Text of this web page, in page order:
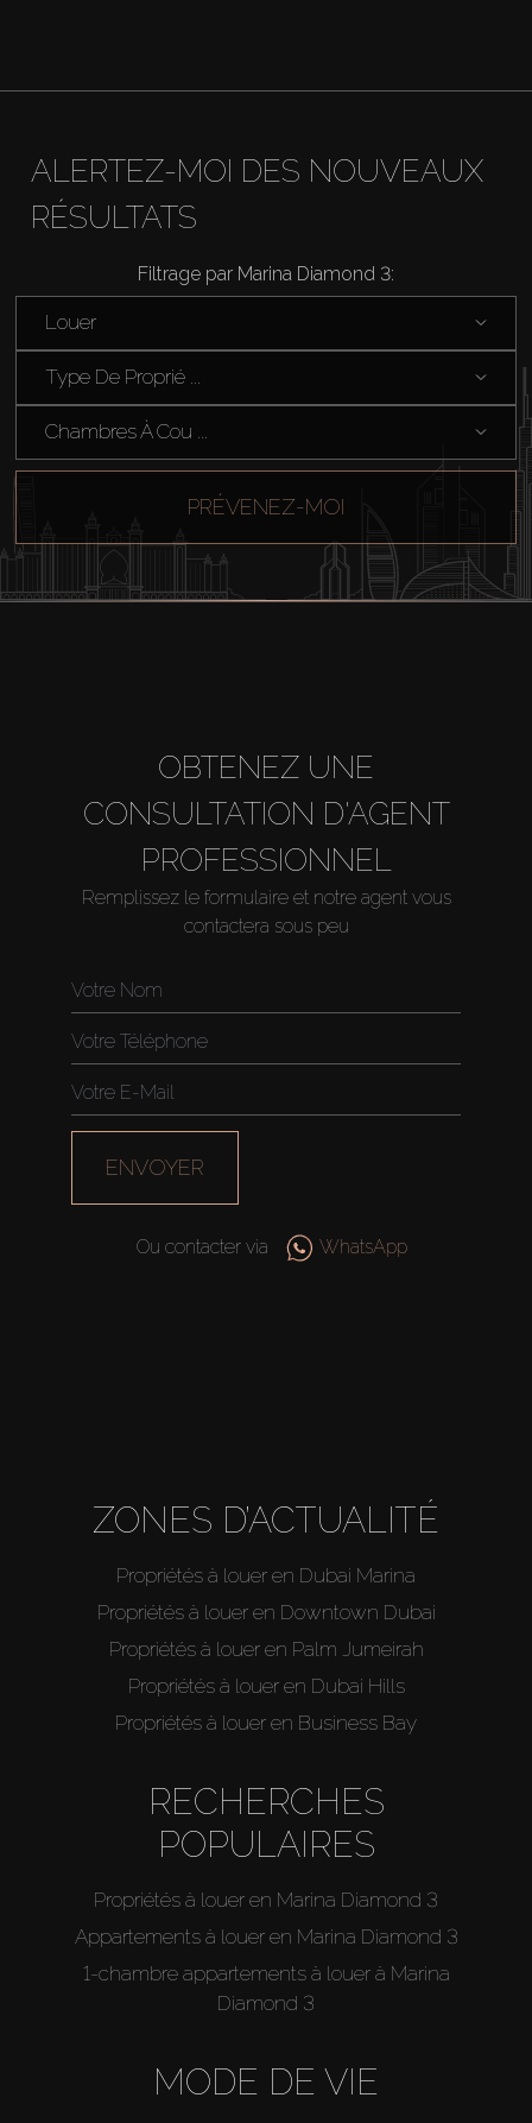
Hors Plan
About Us
ALERTEZ-MOI DES NOUVEAUX
RÉSULTATS
Filtrage par Marina Diamond 3:
Louer
Type De Proprié ...
Chambres À Cou ...
PRÉVENEZ-MOI
OBTENEZ UNE
CONSULTATION D'AGENT
PROFESSIONNEL
Remplissez le formulaire et notre agent vous
contactera sous peu
ENVOYER
Ou contacter via WhatsApp
ZONES D’ACTUALITÉ
Propriétés à louer en Dubai Marina
Propriétés à louer en Downtown Dubai
Propriétés à louer en Palm Jumeirah
Propriétés à louer en Dubai Hills
Propriétés à louer en Business Bay
RECHERCHES
POPULAIRES
Propriétés à louer en Marina Diamond 3
Appartements à louer en Marina Diamond 3
1-chambre appartements à louer à Marina
Diamond 3
MODE DE VIE